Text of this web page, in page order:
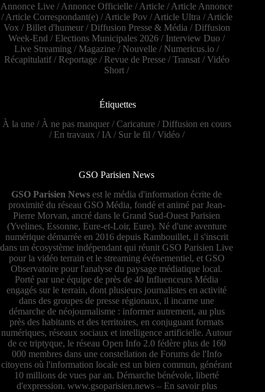
Annonce Live /Annonce Officielle /Article /Article Annonce
/Article Correspondant(e)/Article Pov/Article Ultra /Article
Vox / Billet d'humeur/ Diffusion Presse & Média / Diffusion
Week-End / Elections Municipales 2026 / Interview Duo /
Live Streaming / Magazine / Nouvelle / Numericus.io /
Récapitulatif/ Reportage/ Revue de Presse/Transat/Vidéo
Short /
Étiquettes
À la une/ À ne pas manquer/Caricature/ Diffusion en cours
/ En travaux / IA / Sur le fil /Vidéo/
GSO Parisien News
GSO Parisien News est le média d'information écrite de
proximité du réseau GSO Média, fondé et animé par Jean-
Pierre Morvan, ancré dans le Grand Sud-Ouest Parisien
(Yvelines, Essonne, Eure-et-Loir, Eure). Né d'une aventure
numérique démarrée en 2016 depuis Rambouillet, il s'inscrit
dans un écosystème indépendant qui réunit GSO Parisien Live
pour la vidéo terrain et le streaming événementiel, et GSO
Observatoire pour l'analyse du paysage médiatique local.
Porté par une équipe de près de 40 Influenceurs Média
engagés sur le terrain, dont plusieurs journalistes en activité
dans des groupes de presse régionaux, il incarne une
démarche de néojournalisme : informer autrement, au plus
près des habitants et des territoires, en conjuguant formats
numériques, réseaux sociaux et intelligence artificielle. Autour
de ce triptyque, le réseau Open Info 2.0 fédère plus de 160
000 membres dans une constellation de Forums de l'Info
citoyens où l'information locale est un bien commun, générant
10 millions de vues par an. Démarche bénévole, liberté
d'expression. www.gsoparisien.news– En savoir plus